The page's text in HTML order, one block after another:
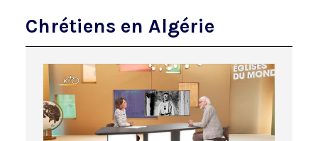
Chrétiens en Algérie